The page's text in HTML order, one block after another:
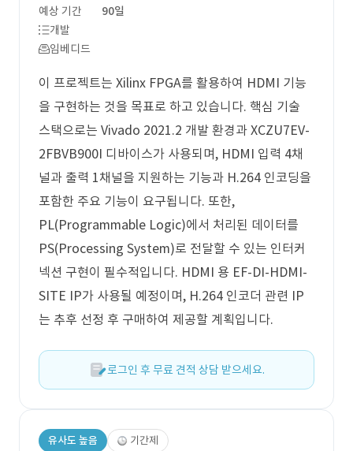
예상 기간
90일
개발
임베디드
이 프로젝트는 Xilinx FPGA를 활용하여 HDMI 기능
을 구현하는 것을 목표로 하고 있습니다. 핵심 기술
스택으로는 Vivado 2021.2 개발 환경과 XCZU7EV-
2FBVB900I 디바이스가 사용되며, HDMI 입력 4채
널과 출력 1채널을 지원하는 기능과 H.264 인코딩을
포함한 주요 기능이 요구됩니다. 또한,
PL(Programmable Logic)에서 처리된 데이터를
PS(Processing System)로 전달할 수 있는 인터커
넥션 구현이 필수적입니다. HDMI 용 EF-DI-HDMI-
SITE IP가 사용될 예정이며, H.264 인코더 관련 IP
는 추후 선정 후 구매하여 제공할 계획입니다.
로그인 후 무료 견적 상담 받으세요.
유사도 높음 기간제